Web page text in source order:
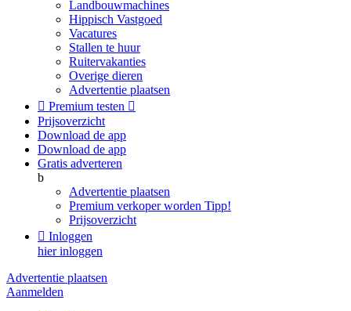
Landbouwmachines
Hippisch Vastgoed
Vacatures
Stallen te huur
Ruitervakanties
Overige dieren
Advertentie plaatsen
 Premium testen 
Prijsoverzicht
Download de app
Download de app
Gratis adverteren
b
Advertentie plaatsen
Premium verkoper worden Tipp!
Prijsoverzicht
 Inloggen
hier inloggen
Advertentie plaatsen
Aanmelden